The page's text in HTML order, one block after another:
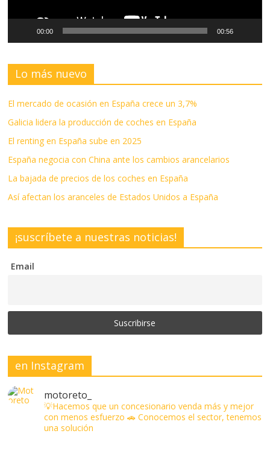
00:00 00:56
Lo más nuevo
El mercado de ocasión en España crece un 3,7%
Galicia lidera la producción de coches en España
El renting en España sube en 2025
España negocia con China ante los cambios arancelarios
La bajada de precios de los coches en España
Así afectan los aranceles de Estados Unidos a España
¡suscríbete a nuestras noticias!
Email
en Instagram
motoreto_
💡Hacemos que un concesionario venda más y mejor
con menos esfuerzo 🚗 Conocemos el sector, tenemos
una solución